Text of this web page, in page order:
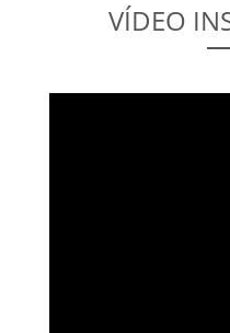
VÍDEO